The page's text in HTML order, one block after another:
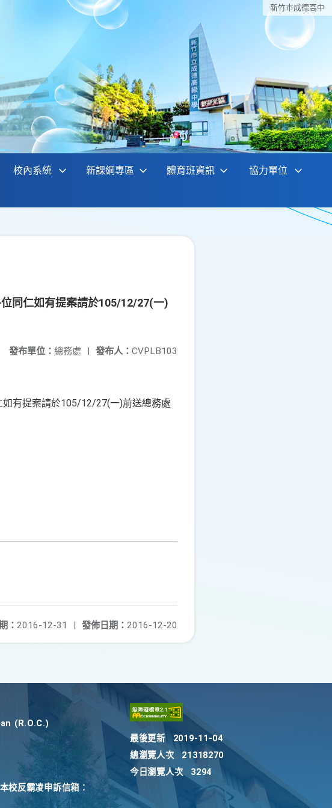
新竹巿成德高中
校內系統 新課綱專區 體育班資訊 協力單位
同仁如有提案請於105/12/27(一)
發布人： CVPLB103
發布單位： 總務處 |
有提案請於105/12/27(一)前送總務處
發佈日期： 2016-12-20
： 2016-12-31 |
(R.O.C.)
校反霸凌申訴信箱：
最後更新
2019-11-04
總瀏覽人次
21318270
今日瀏覽人次
3294